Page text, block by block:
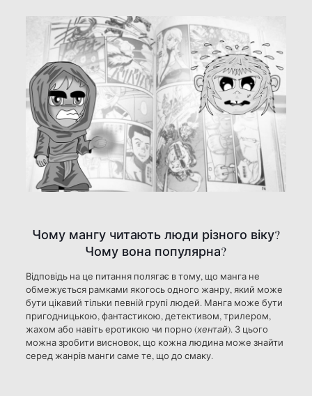
Чому мангу читають люди різного віку?
Чому вона популярна?
Відповідь на це питання полягає в тому, що манга не
обмежується рамками якогось одного жанру, який може
бути цікавий тільки певній групі людей. Манга може бути
пригодницькою, фантастикою, детективом, трилером,
жахом або навіть еротикою чи порно (хентай). З цього
можна зробити висновок, що кожна людина може знайти
серед жанрів манги саме те, що до смаку.